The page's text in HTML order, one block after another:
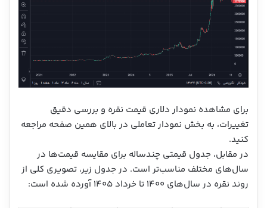
برای مشاهده نمودار دلاری قیمت نقره و بررسی دقیق
تغییرات، به بخش نمودار تعاملی در بالای همین صفحه مراجعه
کنید.
در مقابل، جدول قیمتی چندساله برای مقایسه قیمت‌ها در
سال‌های مختلف مناسب‌تر است. در جدول زیر، تصویری کلی از
روند نقره در سال‌های ۱۴۰۰ تا خرداد ۱۴۰۵ آورده شده است: